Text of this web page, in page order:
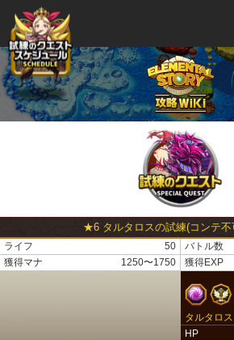
★6 タルタロスの試練(コンテ不
ライフ 50 バトル数
獲得マナ
1250〜1750 獲得EXP
タルタロス
HP